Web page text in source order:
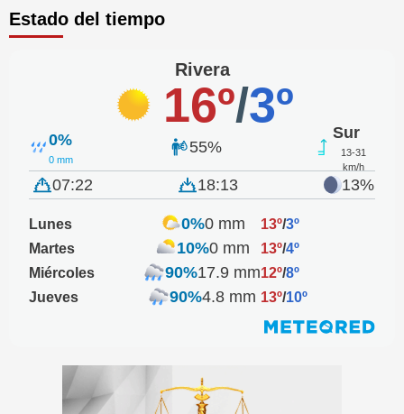
Estado del tiempo
Rivera
16º/3º
0%
0 mm
55%
Sur
13-31
km/h
07:22 18:13 13%
Lunes 0%0 mm 13º/3º
Martes
10%0 mm 13º/4º
Miércoles
90%17.9 mm12º/8º
Jueves
90%4.8 mm 13º/10º